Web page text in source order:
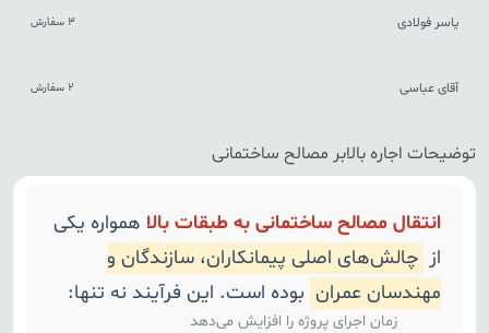
یاسر فولادی 3 سفارش
آقای عباسی 2 سفارش
توضیحات اجاره بالابر مصالح ساختمانی
انتقال مصالح ساختمانی به طبقات بالا همواره یکی
از چالش‌های اصلی پیمانکاران، سازندگان و
مهندسان عمران بوده است. این فرآیند نه تنها:
زمان اجرای پروژه را افزایش می‌دهد